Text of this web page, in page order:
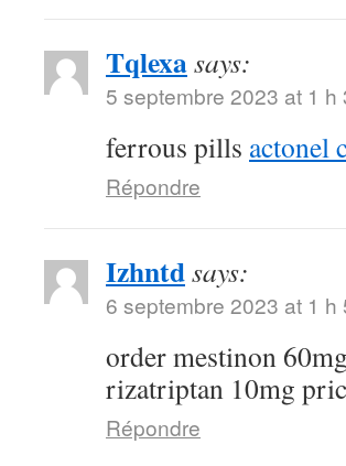
Tqlexasays:
5 septembre 2023 at 1 h
ferrous pills actonel
Répondre
Izhntdsays:
6 septembre 2023 at 1 h
order mestinon
rizatriptan 10mg
Répondre